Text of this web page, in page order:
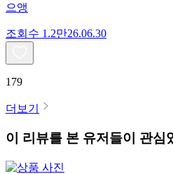
으앵
조회수 1.2만26.06.30
179
더보기
이 리뷰를 본 유저들이 관심